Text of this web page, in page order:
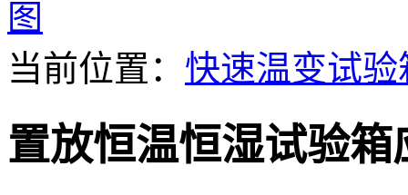
当前位置： 快速温变试验
置放恒温恒湿试验